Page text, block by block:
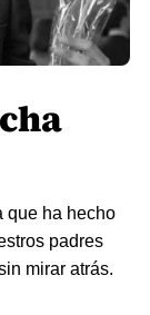
que ha hecho
padres
mirar atrás.